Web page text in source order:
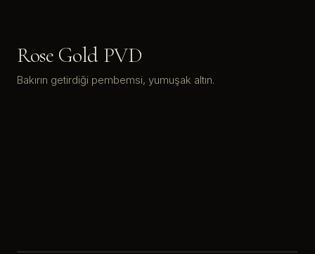
Rose Gold PVD
Bakırın getirdiği pembemsi, yumuşak altın.